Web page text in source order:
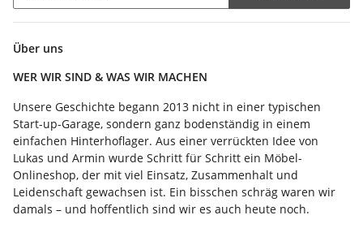
Über uns
WER WIR SIND & WAS WIR MACHEN
Unsere Geschichte begann 2013 nicht in einer typischen
Start-up-Garage, sondern ganz bodenständig in einem
einfachen Hinterhoflager. Aus einer verrückten Idee von
Lukas und Armin wurde Schritt für Schritt ein Möbel-
Onlineshop, der mit viel Einsatz, Zusammenhalt und
Leidenschaft gewachsen ist. Ein bisschen schräg waren wir
damals – und hoffentlich sind wir es auch heute noch.